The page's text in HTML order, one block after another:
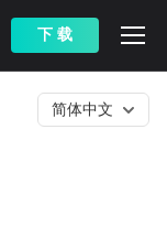
下 载
简体中文